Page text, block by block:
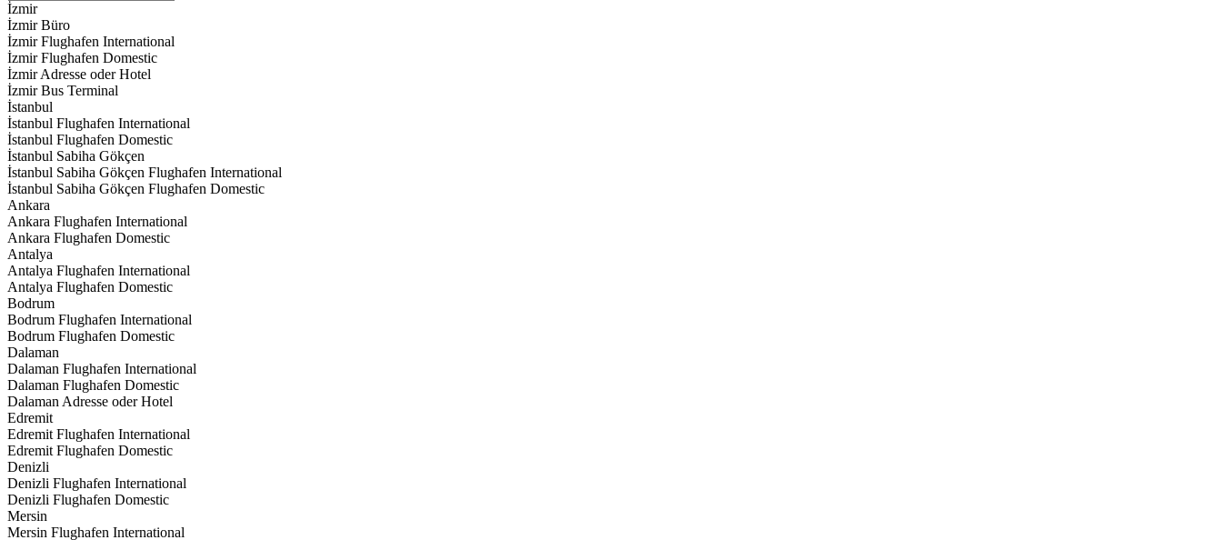
İzmir
İzmir Büro
İzmir Flughafen International
İzmir Flughafen Domestic
İzmir Adresse oder Hotel
İzmir Bus Terminal
İstanbul
İstanbul Flughafen International
İstanbul Flughafen Domestic
İstanbul Sabiha Gökçen
İstanbul Sabiha Gökçen Flughafen International
İstanbul Sabiha Gökçen Flughafen Domestic
Ankara
Ankara Flughafen International
Ankara Flughafen Domestic
Antalya
Antalya Flughafen International
Antalya Flughafen Domestic
Bodrum
Bodrum Flughafen International
Bodrum Flughafen Domestic
Dalaman
Dalaman Flughafen International
Dalaman Flughafen Domestic
Dalaman Adresse oder Hotel
Edremit
Edremit Flughafen International
Edremit Flughafen Domestic
Denizli
Denizli Flughafen International
Denizli Flughafen Domestic
Mersin
Mersin Flughafen International